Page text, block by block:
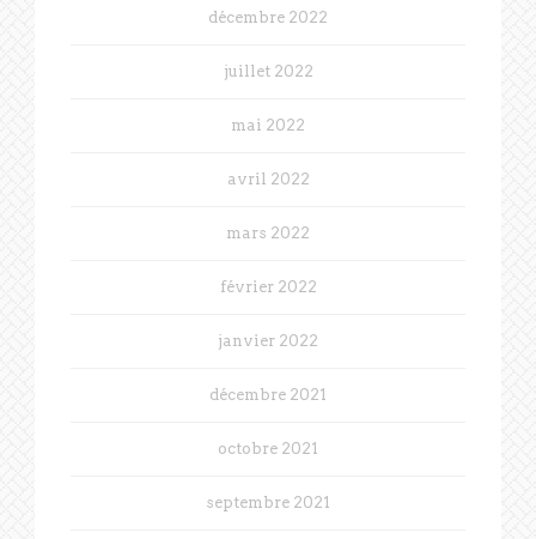
décembre 2022
juillet 2022
mai 2022
avril 2022
mars 2022
février 2022
janvier 2022
décembre 2021
octobre 2021
septembre 2021